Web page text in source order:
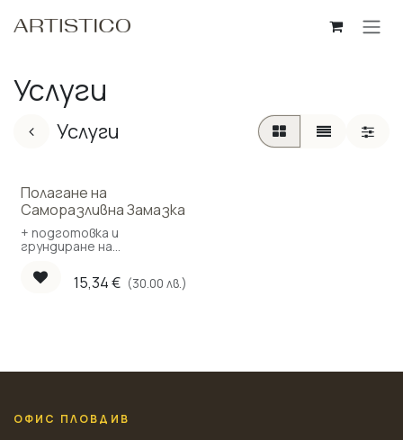
Услуги
Услуги
Полагане на
Саморазливна Замазка
+ подготовка и
грундиране на
циментова основа
15,34€ (30.00 лв.)
ОФИС ПЛОВДИВ